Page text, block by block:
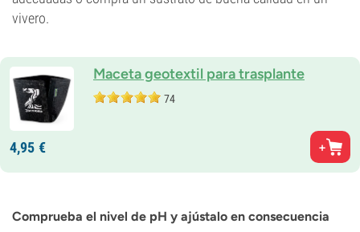
vivero.
Maceta geotextil para trasplante
74
4,95 €
Comprueba el nivel de pH y ajústalo en consecuencia